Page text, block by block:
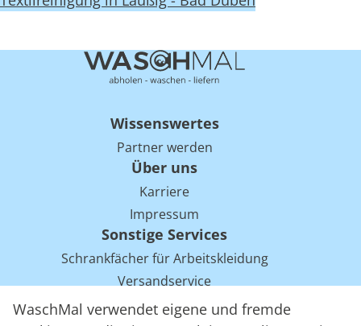
WaschMal verwendet eigene und fremde
Wissenswertes
Partner werden
Über uns
Karriere
Impressum
Sonstige Services
Schrankfächer für Arbeitskleidung
Versandservice
Einsparpotentiale für Mietwäsche bei Arbeitskleidung